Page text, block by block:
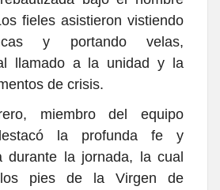
fieles asistieron vistiendo
y portando velas,
llamado a la unidad y la
de crisis.
miembro del equipo
la profunda fe y
durante la jornada, la cual
pies de la Virgen de